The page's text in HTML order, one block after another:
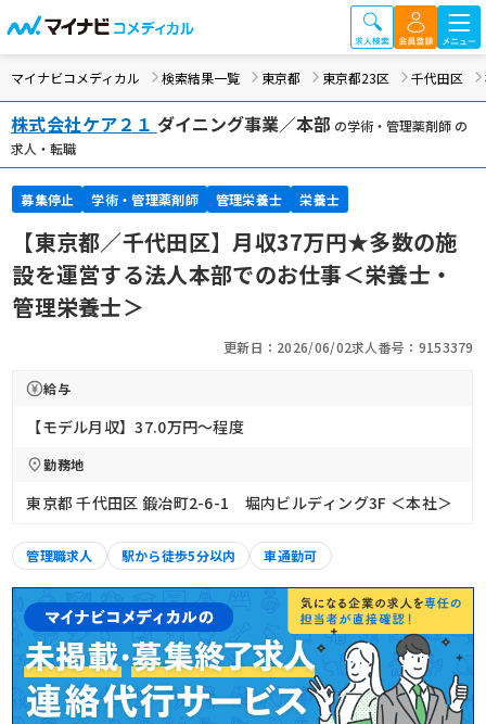
マイナビコメディカル 検索結果一覧 東京都 東京都23区 千代田区
株式会社ケア２１ ダイニング事業／本部 の学術・管理薬剤師 の
求人・転職
募集停止 学術・管理薬剤師 管理栄養士 栄養士
【東京都／千代田区】月収37万円★多数の施
設を運営する法人本部でのお仕事＜栄養士・
管理栄養士＞
更新日：2026/06/02求人番号：9153379
給与
【モデル月収】37.0万円〜程度
勤務地
東京都 千代田区 鍛冶町2-6-1 堀内ビルディング3F ＜本社＞
管理職求人 駅から徒歩5分以内 車通勤可